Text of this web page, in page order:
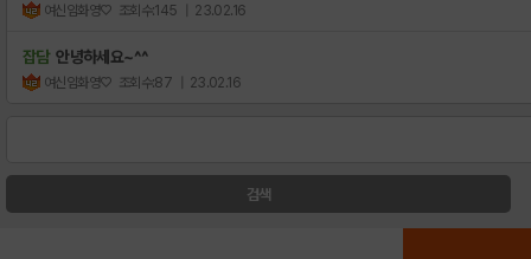
여신임화영♡ 조회수:145 | 23.02.16
잡담 안녕하세요~^^
여신임화영♡ 조회수:87 | 23.02.16
검색